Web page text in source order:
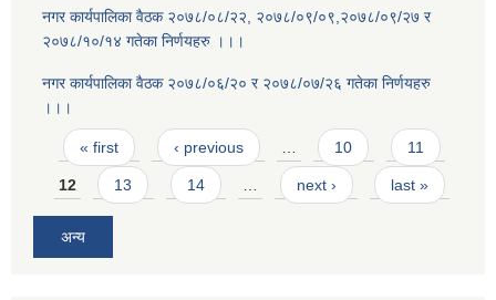
नगर कार्यपालिका वैठक २०७८/०८/२२, २०७८/०९/०९,२०७८/०९/२७ र
२०७८/१०/१४ गतेका निर्णयहरु ।।।
नगर कार्यपालिका वैठक २०७८/०६/२० र २०७८/०७/२६ गतेका निर्णयहरु
।।।
Pages
« first ‹ previous … 10 11
12 13 14 … next › last »
अन्य